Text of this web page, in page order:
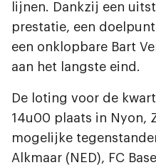
lijnen. Dankzij een
prestatie, een
een onklopbare Bart
aan het langste eind.
De loting voor de
14u00 plaats in Nyon,
mogelijke
Alkmaar (NED), FC